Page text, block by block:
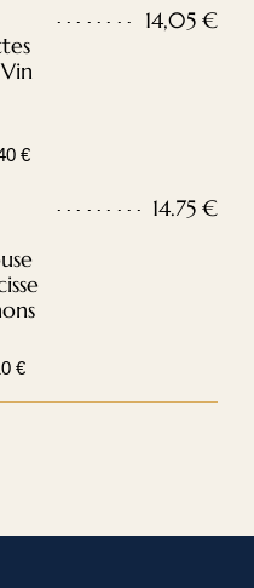
14,05 €
€
14.75 €
€